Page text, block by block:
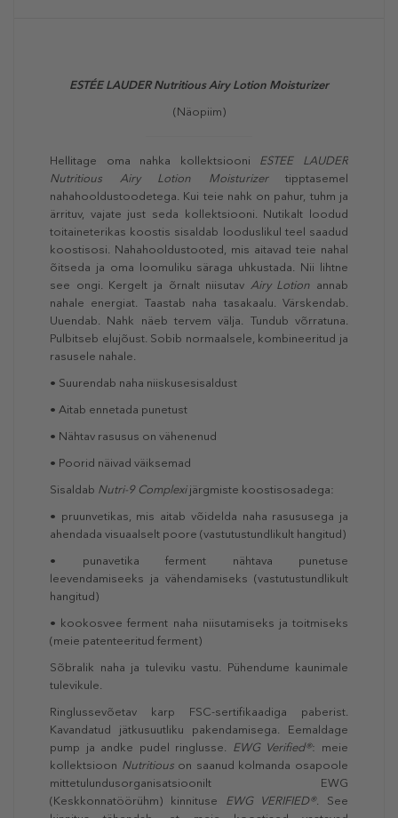
ESTÉE LAUDER Nutritious Airy Lotion Moisturizer
(Näopiim)
Hellitage oma nahka kollektsiooni ESTEE LAUDER
Nutritious Airy Lotion Moisturizer tipptasemel
nahahooldustoodetega. Kui teie nahk on pahur, tuhm ja
ärrituv, vajate just seda kollektsiooni. Nutikalt loodud
toitaineterikas koostis sisaldab looduslikul teel saadud
koostisosi. Nahahooldustooted, mis aitavad teie nahal
õitseda ja oma loomuliku säraga uhkustada. Nii lihtne
see ongi. Kergelt ja õrnalt niisutav Airy Lotion annab
nahale energiat. Taastab naha tasakaalu. Värskendab.
Uuendab. Nahk näeb tervem välja. Tundub võrratuna.
Pulbitseb elujõust. Sobib normaalsele, kombineeritud ja
rasusele nahale.
• Suurendab naha niiskusesisaldust
• Aitab ennetada punetust
• Nähtav rasusus on vähenenud
• Poorid näivad väiksemad
Sisaldab Nutri-9 Complexijärgmiste koostisosadega:
• pruunvetikas, mis aitab võidelda naha rasususega ja
ahendada visuaalselt poore (vastutustundlikult hangitud)
• punavetika ferment nähtava punetuse
leevendamiseeks ja vähendamiseks (vastutustundlikult
hangitud)
• kookosvee ferment naha niisutamiseks ja toitmiseks
(meie patenteeritud ferment)
Sõbralik naha ja tuleviku vastu. Pühendume kaunimale
tulevikule.
Ringlussevõetav karp FSC-sertifikaadiga paberist.
Kavandatud jätkusuutliku pakendamisega. Eemaldage
pump ja andke pudel ringlusse. EWG Verified®: meie
kollektsioon Nutritiouson saanud kolmanda osapoole
mittetulundusorganisatsioonilt EWG
(Keskkonnatöörühm) kinnituse EWG VERIFIED®. See